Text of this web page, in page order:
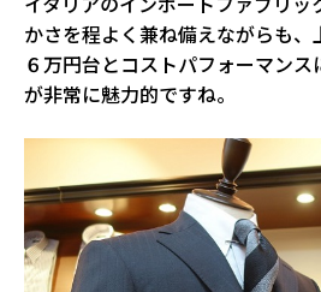
かさを程よく兼ね備えながらも
６万円台とコストパフォーマン
が非常に魅力的ですね。